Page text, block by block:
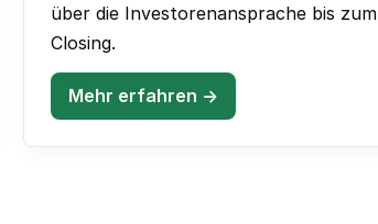
über die Investorenansprache bis zum
Closing.
Mehr erfahren →